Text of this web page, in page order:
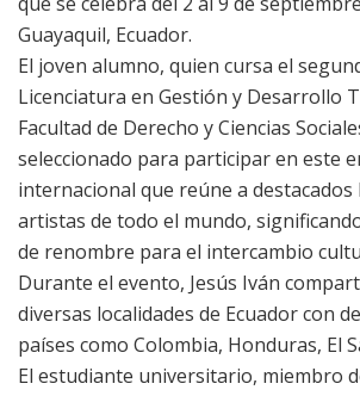
Guayaquil, Ecuador.
El joven alumno, quien cursa el
Licenciatura en Gestión y Desarrollo
Facultad de Derecho y Ciencias
seleccionado para participar en este
internacional que reúne a destacados
artistas de todo el mundo,
de renombre para el intercambio
Durante el evento, Jesús Iván
diversas localidades de Ecuador con
países como Colombia, Honduras, El
El estudiante universitario, miembro